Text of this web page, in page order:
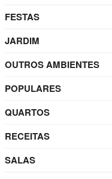
FESTAS
JARDIM
OUTROS AMBIENTES
POPULARES
QUARTOS
RECEITAS
SALAS